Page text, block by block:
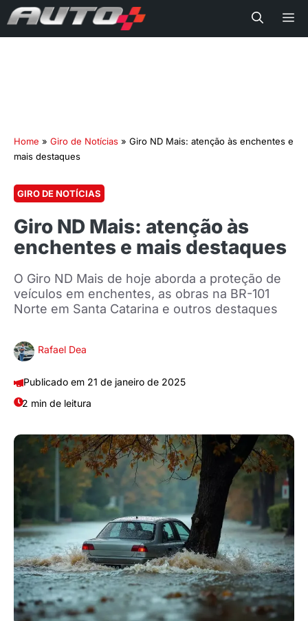
Home » Giro de Notícias » Giro ND Mais: atenção às enchentes e
mais destaques
GIRO DE NOTÍCIAS
Giro ND Mais: atenção às
enchentes e mais destaques
O Giro ND Mais de hoje aborda a proteção de
veículos em enchentes, as obras na BR-101
Norte em Santa Catarina e outros destaques
Rafael Dea
21 de janeiro de 2025
2 min de leitura